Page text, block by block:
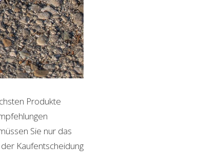
Produkte
Sie nur das
Kaufentscheidung